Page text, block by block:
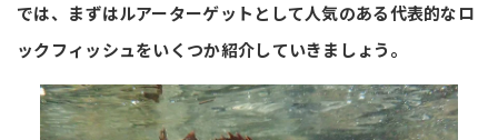
では、まずはルアーターゲットとして人気のある代表的なロ
ックフィッシュをいくつか紹介していきましょう。